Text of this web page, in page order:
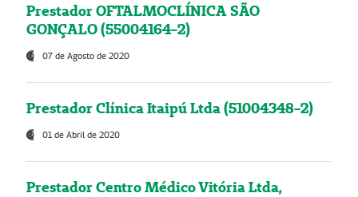
Prestador OFTALMOCLÍNICA SÃO
GONÇALO (55004164-2)
07 de Agosto de 2020
Prestador Clínica Itaipú Ltda (51004348-2)
01 de Abril de 2020
Prestador Centro Médico Vitória Ltda,